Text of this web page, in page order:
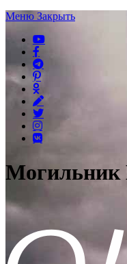
Меню Закрыть
Могильник